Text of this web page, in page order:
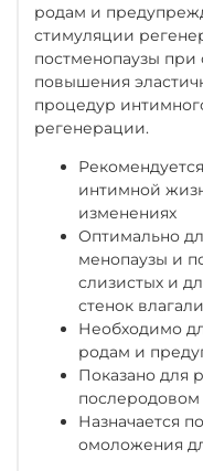
родам и
стимуляции
постменопаузы при
повышения
процедур
регенерации.
интимной
изменениях
Оптимально
менопаузы и
слизистых и
стенок
Необходимо
родам и
Показано для
Назначается
омоложения